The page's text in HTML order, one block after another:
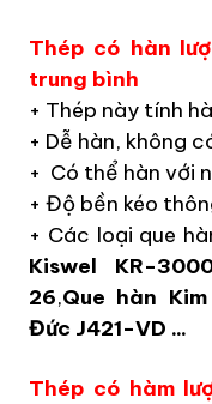
Thép có hàn
trung bình
+ Thép này tính
+ Dễ hàn, không
+ Có thể hàn với
+ Độ bền kéo
+ Các loại que
Kiswel KR-
26,Que hàn
Đức J421-VD ...
Thép có hàm